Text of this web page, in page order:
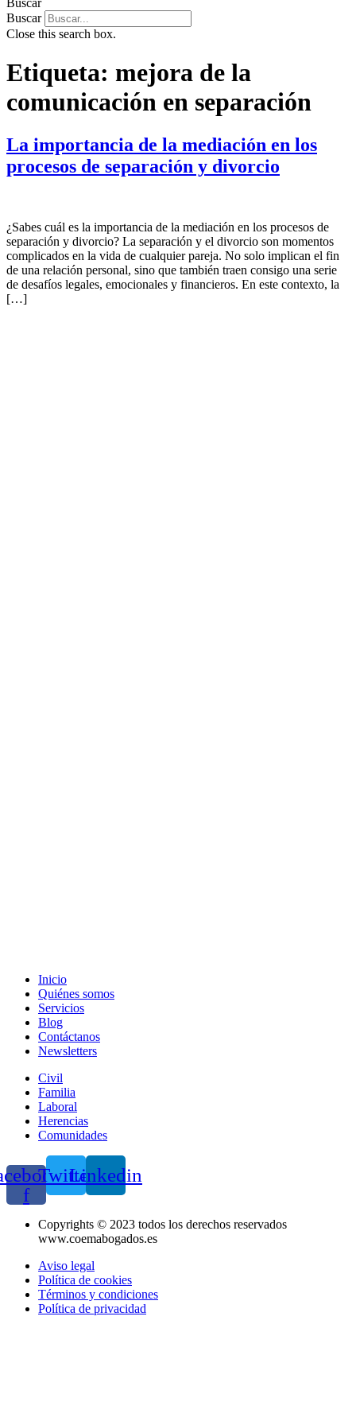
Buscar
Buscar
Close this search box.
Etiqueta: mejora de la
comunicación en separación
La importancia de la mediación en los
procesos de separación y divorcio
¿Sabes cuál es la importancia de la mediación en los procesos de
separación y divorcio? La separación y el divorcio son momentos
complicados en la vida de cualquier pareja. No solo implican el fin
de una relación personal, sino que también traen consigo una serie
de desafíos legales, emocionales y financieros. En este contexto, la
[…]
Inicio
Quiénes somos
Servicios
Blog
Contáctanos
Newsletters
Civil
Familia
Laboral
Herencias
Comunidades
f
TwitterLinkedin
Copyrights © 2023 todos los derechos reservados
www.coemabogados.es
Aviso legal
Política de cookies
Términos y condiciones
Política de privacidad